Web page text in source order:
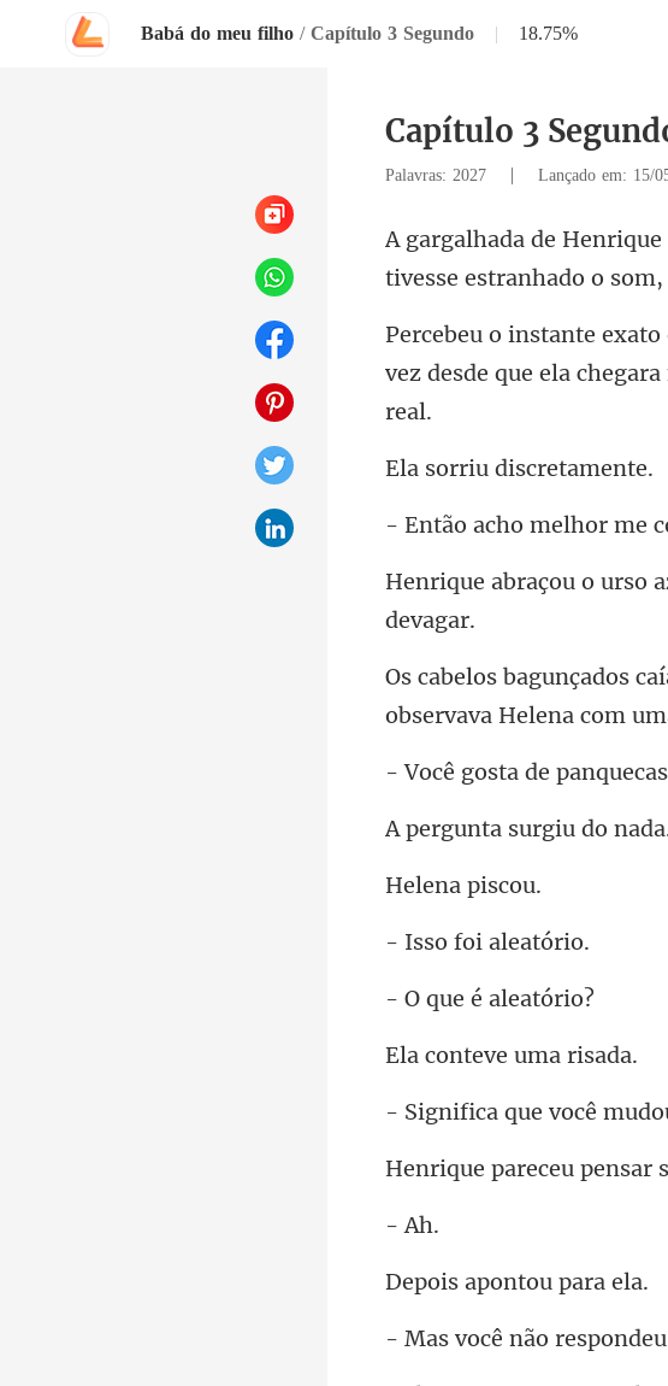
Babá do meu filho / Capítulo 3 Segundo | 18.75%
Capítulo 3
Palavras: 2027 | Lançado em: 15/
tivesse
vez desde que ela chegara
iu discr
me
obser
osta de
ta surgi
na p
foi ale
e é al
teve um
ocê
eceu pensar
pontou p
cê não r